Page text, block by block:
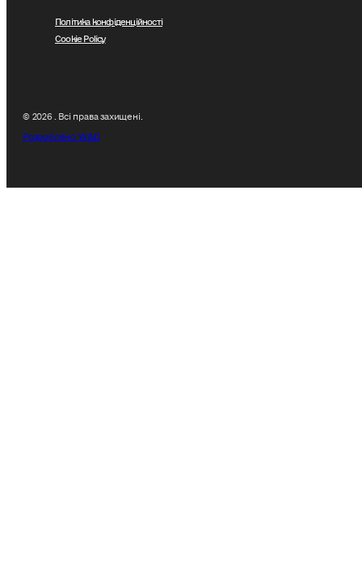
Політика конфіденційності
Cookie Policy
© 2026 . Всі права захищені.
Розроблено W&D